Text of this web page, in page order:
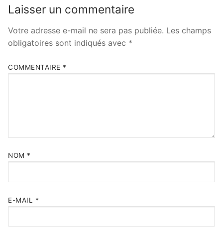
Laisser un commentaire
Votre adresse e-mail ne sera pas publiée. Les champs
obligatoires sont indiqués avec *
COMMENTAIRE *
NOM *
E-MAIL *